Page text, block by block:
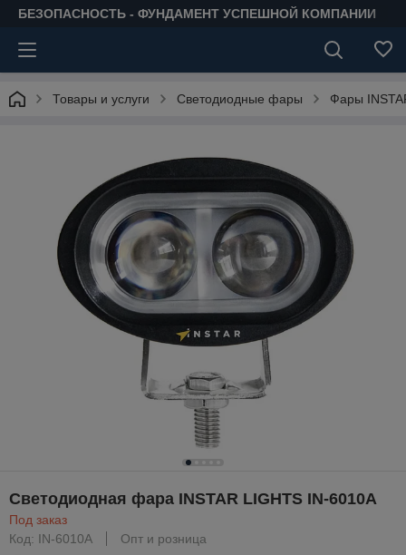
БЕЗОПАСНОСТЬ - ФУНДАМЕНТ УСПЕШНОЙ КОМПАНИИ
Товары и услуги Светодиодные фары Фары
Светодиодная фара INSTAR LIGHTS IN-6010A
Под заказ
Код: IN-6010A
Опт и розница